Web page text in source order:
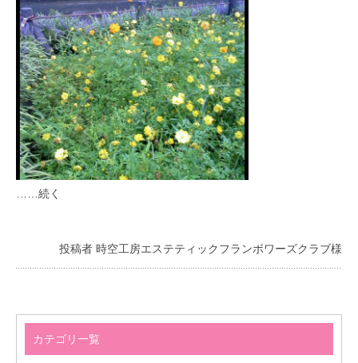
……続く
投稿者 時空工房エステティックフランボワーズクラブ様
カテゴリ一覧